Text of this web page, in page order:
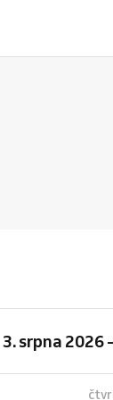
3. srpna 2026